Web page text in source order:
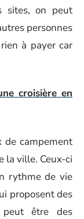
sites, on peut
personnes
à payer car
croisière en
de campement
la ville. Ceux-ci
rythme de vie
proposent des
peut être des